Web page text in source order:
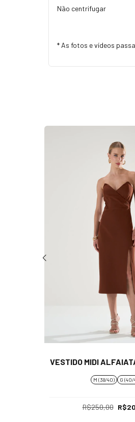
Não centrifugar
* As fotos e vídeos
VESTIDO MIDI
M (38/40) G (40/
R$250,00